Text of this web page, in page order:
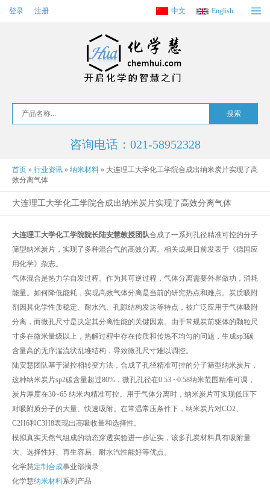
登录 注册 中文 English
咨询电话：021-58952328
首页 » 行业资讯 » 纳米材料 » 大连理工大学化工学院合成出纳米炭片实现了高
效分离气体
大连理工大学化工学院合成出纳米炭片实现了高效分离气体
大连理工大学化工学院院长陆安慧教授团队合成了一系列孔径精准可控的分子
筛型纳米炭片，实现了多种混合气的高效分离。相关成果日前发表于《德国应
用化学》杂志。
气体混合是热力学自发过程。作为其可逆过程，气体分离需要外界做功，消耗
能量。如何降低能耗，实现高效气体分离是当前的研究热点和难点。炭质吸附
剂因其化学性质稳定、耐水汽、孔隙结构发达等特点，被广泛应用于气体吸附
分离，而微孔尺寸是决定其分离性能的关键因素。由于常规炭前驱体的颗粒尺
寸多在微米量级以上，热解过程中存在传质和传热不均匀的问题，生成sp3碳
含量高的无序湍流状乱堆结构，导致微孔尺寸难以调控。
陆安慧团队基于温控相转变方法，合成了孔径精准可控的分子筛型纳米炭片，
这种纳米炭片sp2碳含量超过80%，微孔孔径在0.53 ~0.58纳米范围精准可调，
炭片厚度在30~65 纳米内精准可控。用于气体分离时，纳米炭片可实现低压下
对吸附质分子的大量、快速吸附。在常温常压条件下，纳米炭片对CO2、
C2H6和C3H8表现出高吸收量和选择性。
模拟真实天然气组成的动态穿透实验进一步证实，该多孔炭材料具有吸附量
大、选择性好、再生容易、耐水汽性能好等优点。
化学慧定制合成事业部摘录
化学慧纳米材料系列产品